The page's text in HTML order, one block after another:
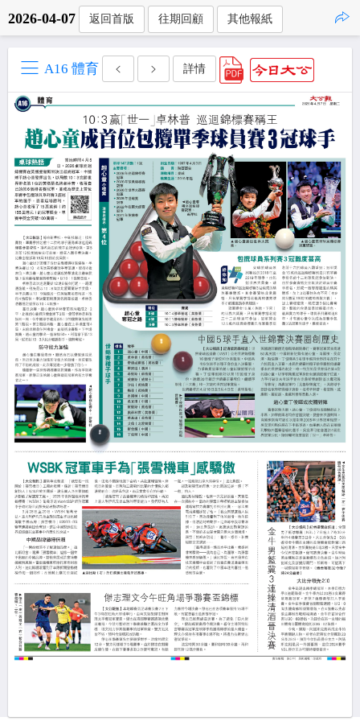
2026-04-07 返回首版 往期回顧 其他報紙
A16 體育 詳情